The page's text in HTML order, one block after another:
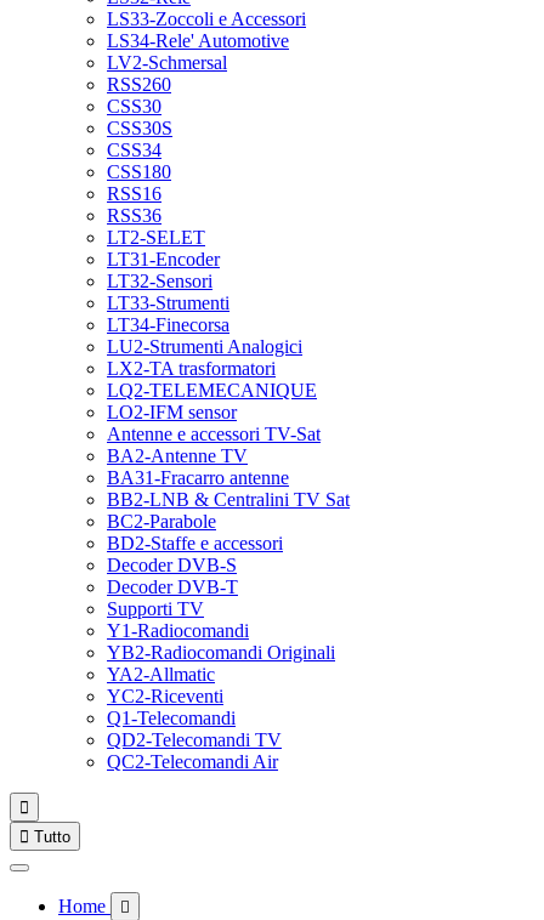
LS33-Zoccoli e Accessori
LS34-Rele' Automotive
LV2-Schmersal
RSS260
CSS30
CSS30S
CSS34
CSS180
RSS16
RSS36
LT2-SELET
LT31-Encoder
LT32-Sensori
LT33-Strumenti
LT34-Finecorsa
LU2-Strumenti Analogici
LX2-TA trasformatori
LQ2-TELEMECANIQUE
LO2-IFM sensor
Antenne e accessori TV-Sat
BA2-Antenne TV
BA31-Fracarro antenne
BB2-LNB & Centralini TV Sat
BC2-Parabole
BD2-Staffe e accessori
Decoder DVB-S
Decoder DVB-T
Supporti TV
Y1-Radiocomandi
YB2-Radiocomandi Originali
YA2-Allmatic
YC2-Riceventi
Q1-Telecomandi
QD2-Telecomandi TV
QC2-Telecomandi Air

 Tutto
Home 